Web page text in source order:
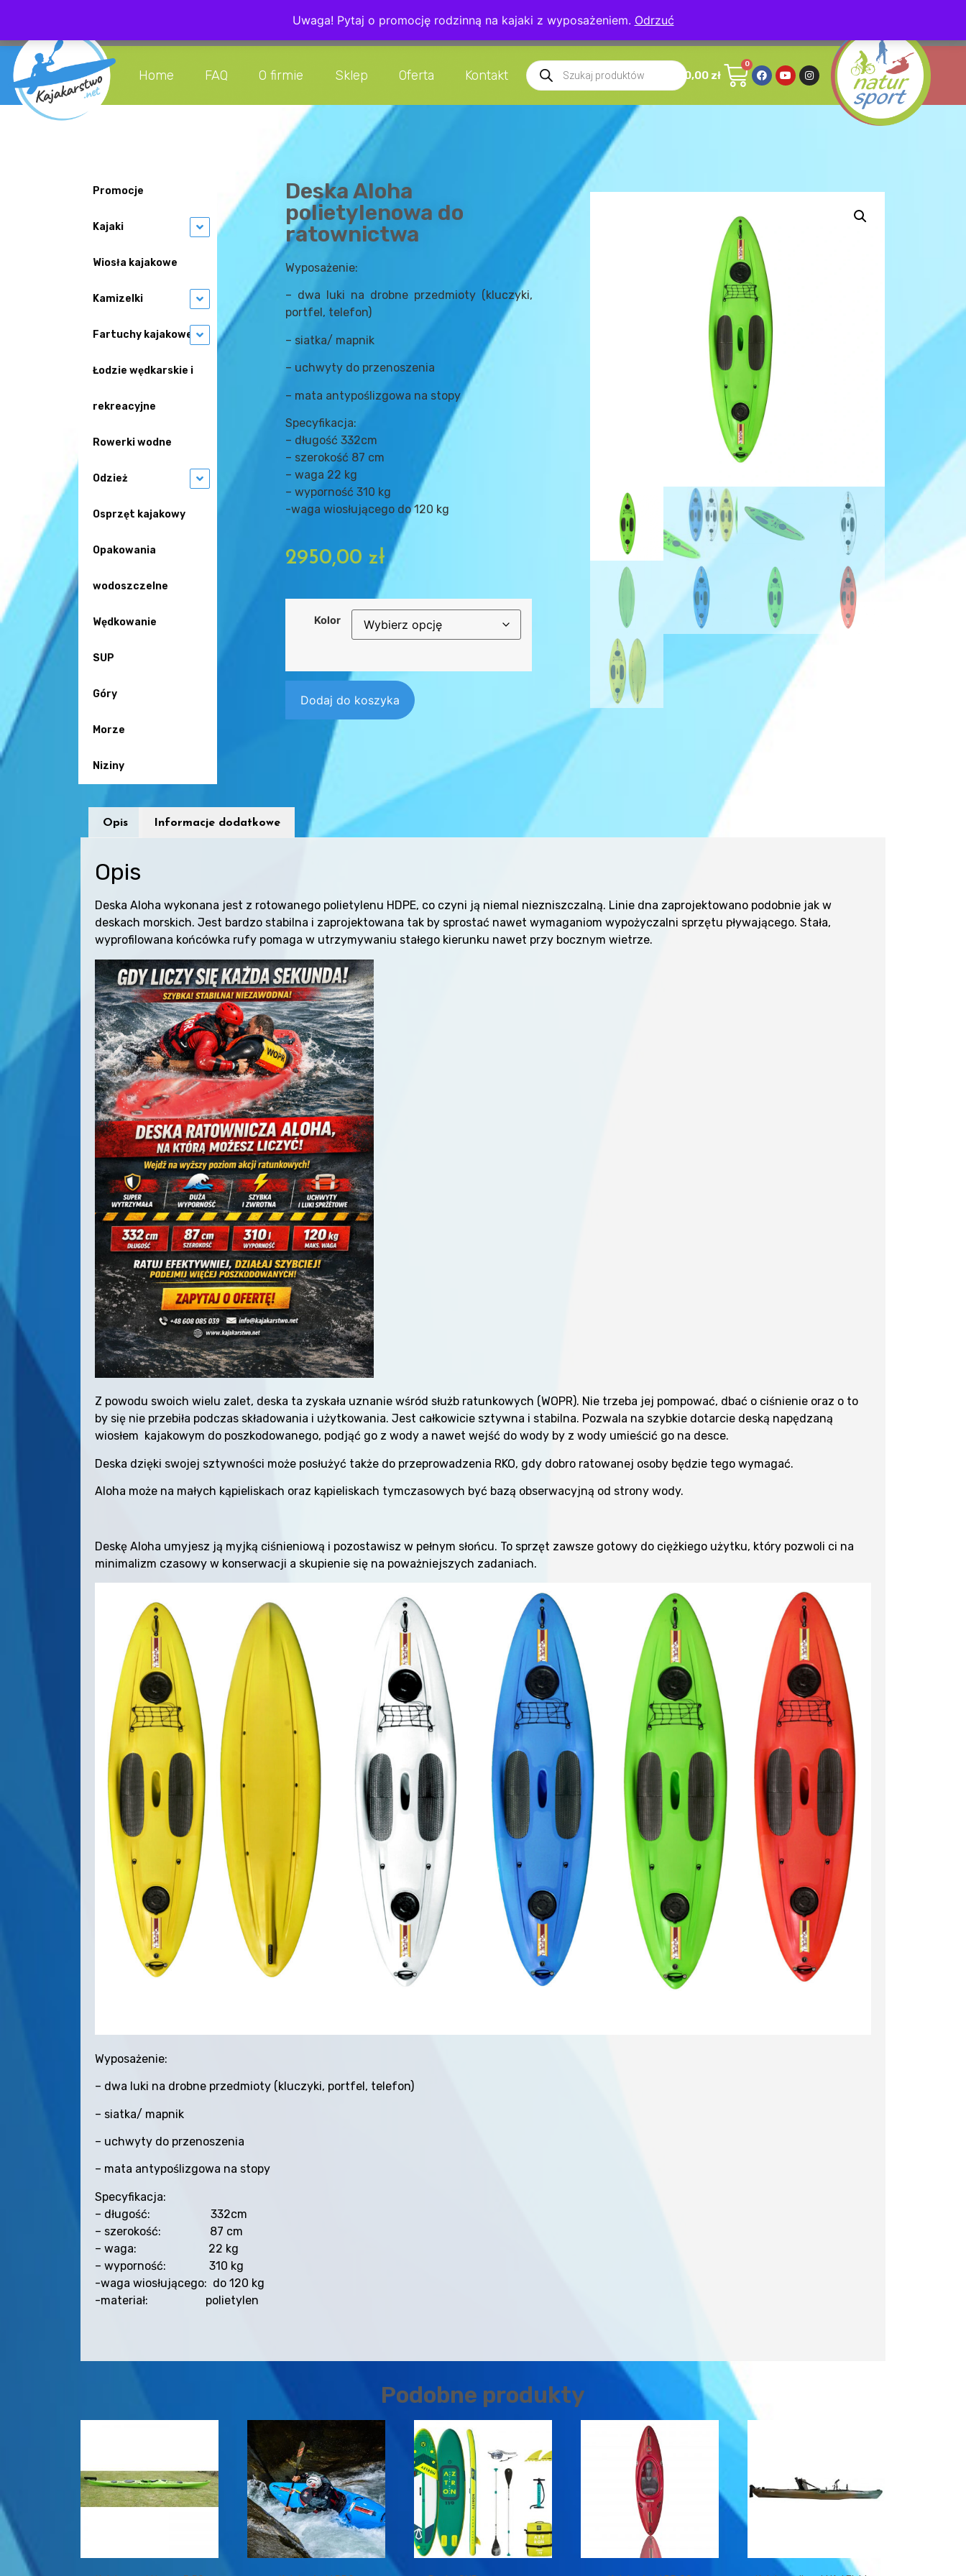
Uwaga! Pytaj o promocję rodzinną na kajaki z wyposażeniem. Odrzuć
+48 608 085 039 info@kajakarstwo.net Czaplice 13, 78-630 Człopa
Home FAQ O firmie Sklep Oferta Kontakt 0,00 zł
Promocje
Kajaki
Wiosła kajakowe
Kamizelki
Fartuchy kajakowe
Łodzie wędkarskie i
rekreacyjne
Rowerki wodne
Odzież
Osprzęt kajakowy
Opakowania
wodoszczelne
Wędkowanie
SUP
Góry
Morze
Niziny
Deska Aloha
polietylenowa do
ratownictwa
Wyposażenie:
– dwa luki na drobne przedmioty (kluczyki,
portfel, telefon)
– siatka/ mapnik
– uchwyty do przenoszenia
– mata antypoślizgowa na stopy
Specyfikacja:
– długość 332cm
– szerokość 87 cm
– waga 22 kg
– wyporność 310 kg
-waga wiosłującego do 120 kg
2950,00zł
Kolor
Dodaj do koszyka
Opis Informacje dodatkowe
Opis
Deska Aloha wykonana jest z rotowanego polietylenu HDPE, co czyni ją niemal niezniszczalną. Linie dna zaprojektowano podobnie jak w
deskach morskich. Jest bardzo stabilna i zaprojektowana tak by sprostać nawet wymaganiom wypożyczalni sprzętu pływającego. Stała,
wyprofilowana końcówka rufy pomaga w utrzymywaniu stałego kierunku nawet przy bocznym wietrze.
Z powodu swoich wielu zalet, deska ta zyskała uznanie wśród służb ratunkowych (WOPR). Nie trzeba jej pompować, dbać o ciśnienie oraz o to
by się nie przebiła podczas składowania i użytkowania. Jest całkowicie sztywna i stabilna. Pozwala na szybkie dotarcie deską napędzaną
wiosłem kajakowym do poszkodowanego, podjąć go z wody a nawet wejść do wody by z wody umieścić go na desce.
Deska dzięki swojej sztywności może posłużyć także do przeprowadzenia RKO, gdy dobro ratowanej osoby będzie tego wymagać.
Aloha może na małych kąpieliskach oraz kąpieliskach tymczasowych być bazą obserwacyjną od strony wody.
Deskę Aloha umyjesz ją myjką ciśnieniową i pozostawisz w pełnym słońcu. To sprzęt zawsze gotowy do ciężkiego użytku, który pozwoli ci na
minimalizm czasowy w konserwacji a skupienie się na poważniejszych zadaniach.
Wyposażenie:
– dwa luki na drobne przedmioty (kluczyki, portfel, telefon)
– siatka/ mapnik
– uchwyty do przenoszenia
– mata antypoślizgowa na stopy
Specyfikacja:
– długość: 332cm
– szerokość: 87 cm
– waga: 22 kg
– wyporność: 310 kg
-waga wiosłującego: do 120 kg
-materiał: polietylen
Podobne produkty